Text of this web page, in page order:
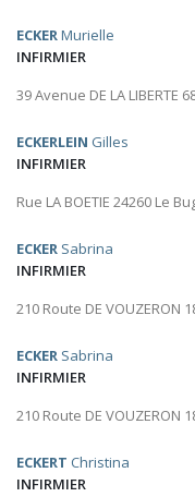
ECKERMurielle
INFIRMIER
39 Avenue DE LA LIBERTE
ECKERLEIN Gilles
INFIRMIER
Rue LA BOETIE 24260 Le
ECKER Sabrina
INFIRMIER
210 Route DE VOUZERON
ECKER Sabrina
INFIRMIER
210 Route DE VOUZERON
ECKERT Christina
INFIRMIER